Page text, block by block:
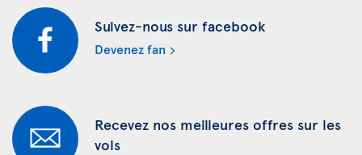
Suivez-nous sur facebook
Devenez fan
Recevez nos meilleures offres sur les
vols